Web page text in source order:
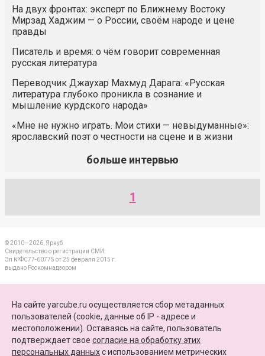
На двух фронтах: эксперт по Ближнему Востоку
Мирзад Хаджим — о России, своём народе и цене
правды
Писатель и время: о чём говорит современная
русская литература
Переводчик Джаухар Махмуд Дарага: «Русская
литература глубоко проникла в сознание и
мышление курдского народа»
«Мне не нужно играть. Мои стихи — невыдуманные»:
ярославский поэт о честности на сцене и в жизни
больше интервью
1
© 2010—2026, Яркуб
Свидетельство о регистрации СМИ:
Эл №ФС77-60775 от 25 февраля 2015 г.
выдано Роскомнадзором
ПАРТНЕРЫ
КАРТА САЙТА
На сайте yarcube.ru осуществляется сбор метаданных
пользователей (cookie, данные об IP - адресе и
местоположении). Оставаясь на сайте, пользователь
подтверждает свое согласие на обработку этих
персональных данныхc использованием метрических